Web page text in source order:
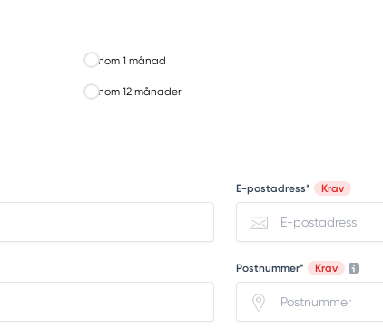
Inom 1 månad
Inom 12 månader
E-postadress* Krav
Postnummer* Krav